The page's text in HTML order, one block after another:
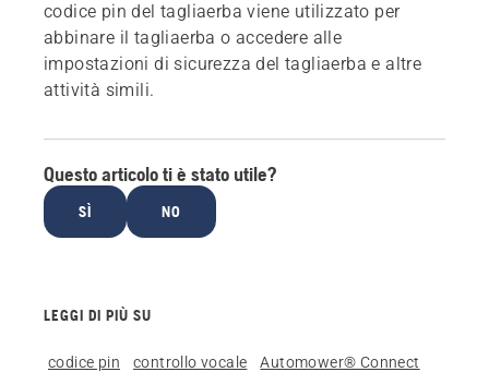
codice pin del tagliaerba viene utilizzato per
abbinare il tagliaerba o accedere alle
impostazioni di sicurezza del tagliaerba e altre
attività simili.
Questo articolo ti è stato utile?
SÌ NO
LEGGI DI PIÙ SU
codice pin controllo vocale
Automower® Connect